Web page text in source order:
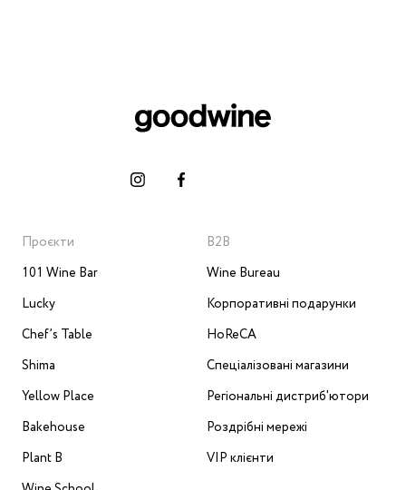
Проєкти
101 Wine Bar
Lucky
Chef’s Table
Shima
Yellow Place
Bakehouse
Plant B
B2B
Wine Bureau
Корпоративні подарунки
HoReCA
Спеціалізовані магазини
Регіональні дистриб'ютори
Роздрібні мережі
VIP клієнти